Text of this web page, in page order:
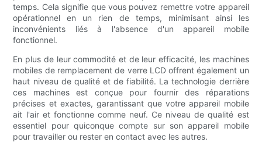
temps. Cela signifie que vous pouvez remettre votre appareil
opérationnel en un rien de temps, minimisant ainsi les
inconvénients liés à l'absence d'un appareil mobile
fonctionnel.
En plus de leur commodité et de leur efficacité, les machines
mobiles de remplacement de verre LCD offrent également un
haut niveau de qualité et de fiabilité. La technologie derrière
ces machines est conçue pour fournir des réparations
précises et exactes, garantissant que votre appareil mobile
ait l'air et fonctionne comme neuf. Ce niveau de qualité est
essentiel pour quiconque compte sur son appareil mobile
pour travailler ou rester en contact avec les autres.